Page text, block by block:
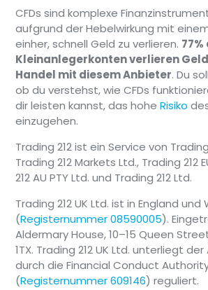
CFDs sind komplexe
aufgrund der Hebelwirkung mit
einher, schnell Geld zu verlieren. 77%
Kleinanlegerkonten verlieren
Handel mit diesem Anbieter. Du
ob du verstehst, wie CFDs
dir leisten kannst, das hoheRisiko
einzugehen.
Trading 212 ist ein Service von Trading
Trading 212 Markets Ltd., Trading 212
212 AU PTY Ltd. und Trading 212 Ltd.
Trading 212 UK Ltd. ist in England
(Registernummer 08590005).
Aldermary House, 10–15 Queen
1TX. Trading 212 UK Ltd. unterliegt
durch die Financial Conduct
(Registernummer 609146) reguliert.